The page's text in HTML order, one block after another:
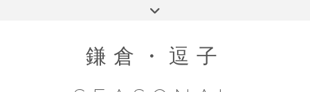
鎌倉・逗子